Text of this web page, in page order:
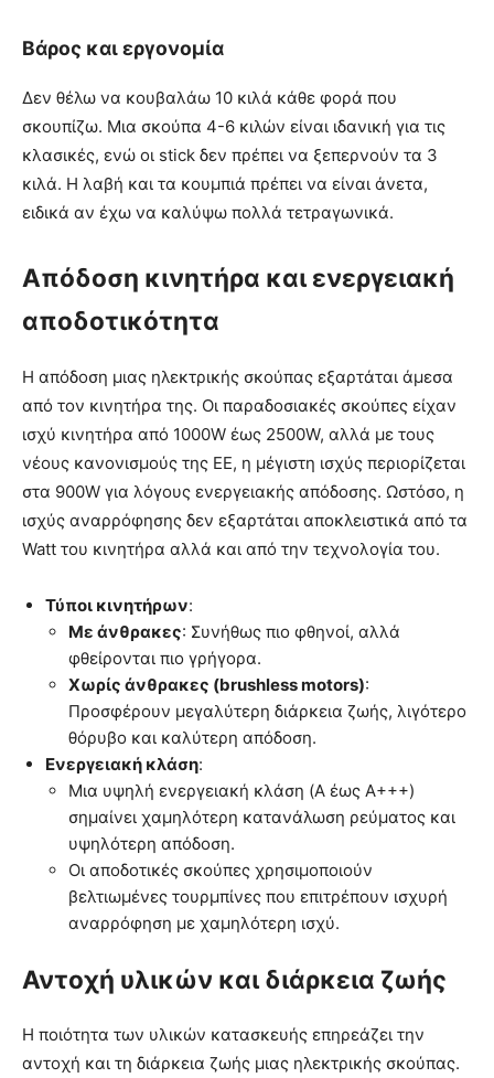
Βάρος και εργονομία
Δεν θέλω να κουβαλάω 10 κιλά κάθε φορά που
σκουπίζω. Μια σκούπα 4-6 κιλών είναι ιδανική για τις
κλασικές, ενώ οι stick δεν πρέπει να ξεπερνούν τα 3
κιλά. Η λαβή και τα κουμπιά πρέπει να είναι άνετα,
ειδικά αν έχω να καλύψω πολλά τετραγωνικά.
Απόδοση κινητήρα και ενεργειακή
αποδοτικότητα
Η απόδοση μιας ηλεκτρικής σκούπας εξαρτάται άμεσα
από τον κινητήρα της. Οι παραδοσιακές σκούπες είχαν
ισχύ κινητήρα από 1000W έως 2500W, αλλά με τους
νέους κανονισμούς της ΕΕ, η μέγιστη ισχύς περιορίζεται
στα 900W για λόγους ενεργειακής απόδοσης. Ωστόσο, η
ισχύς αναρρόφησης δεν εξαρτάται αποκλειστικά από τα
Watt του κινητήρα αλλά και από την τεχνολογία του.
Τύποι κινητήρων:
Με άνθρακες: Συνήθως πιο φθηνοί, αλλά
φθείρονται πιο γρήγορα.
Χωρίς άνθρακες (brushless motors):
Προσφέρουν μεγαλύτερη διάρκεια ζωής, λιγότερο
θόρυβο και καλύτερη απόδοση.
Ενεργειακή κλάση:
Μια υψηλή ενεργειακή κλάση (A έως A+++)
σημαίνει χαμηλότερη κατανάλωση ρεύματος και
υψηλότερη απόδοση.
Οι αποδοτικές σκούπες χρησιμοποιούν
βελτιωμένες τουρμπίνες που επιτρέπουν ισχυρή
αναρρόφηση με χαμηλότερη ισχύ.
Αντοχή υλικών και διάρκεια ζωής
Η ποιότητα των υλικών κατασκευής επηρεάζει την
αντοχή και τη διάρκεια ζωής μιας ηλεκτρικής σκούπας.